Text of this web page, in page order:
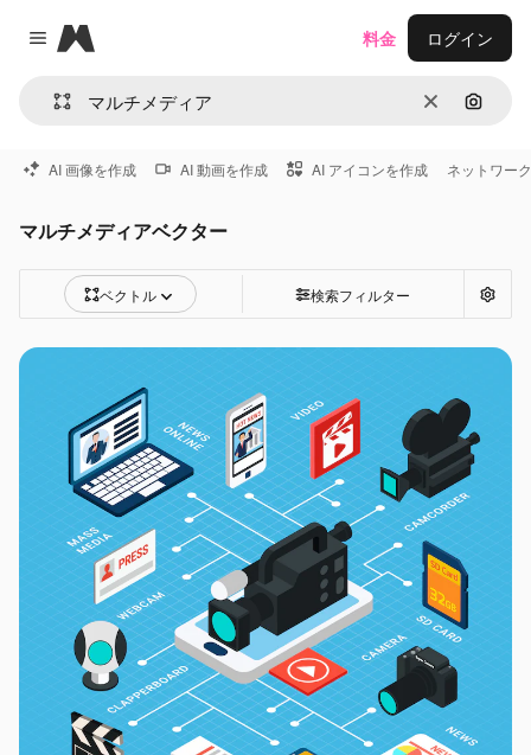
Close menu
Magnific
消去 画像で
料金 ログイン
AI 画像を作成 AI 動画を作成 AI アイコンを作成 ネットワーク
マルチメディアベクター
ベクトル 検索フィルター